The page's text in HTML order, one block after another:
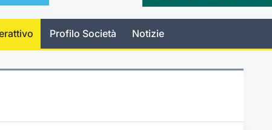
Profilo Società Notizie